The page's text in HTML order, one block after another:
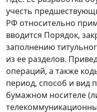
учесть
РФ относительно
вводится Порядок,
заполнению
из ее разделов.
операций, а также
период, способ и вид
бумажном носителе